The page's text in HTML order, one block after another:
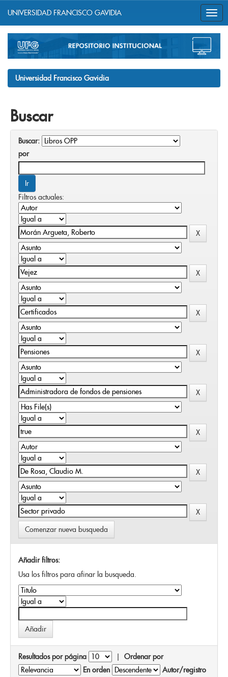
navigation
UNIVERSIDAD FRANCISCO GAVIDIA
Universidad Francisco Gavidia
Buscar
Buscar:
por
Filtros actuales:
Comenzar nueva busqueda
Añadir filtros:
Usa los filtros para afinar la busqueda.
Resultados por página | Ordenar por
En orden
Autor/registro